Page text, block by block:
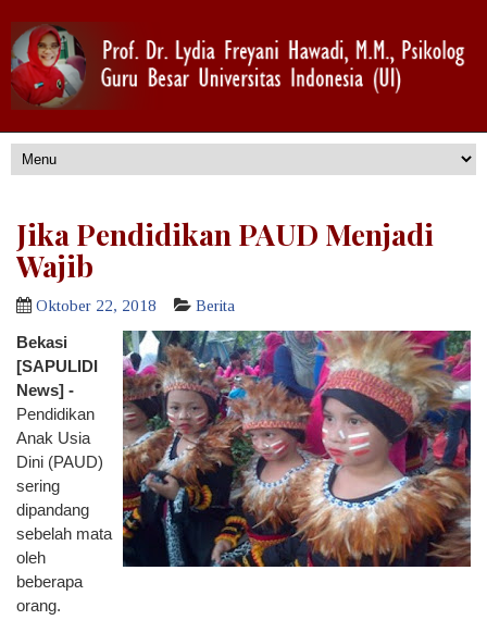
Jika Pendidikan PAUD Menjadi
Wajib
Oktober 22, 2018 Berita
Bekasi
[SAPULIDI
News] -
Pendidikan
Anak Usia
Dini (PAUD)
sering
dipandang
sebelah mata
oleh
beberapa
orang.